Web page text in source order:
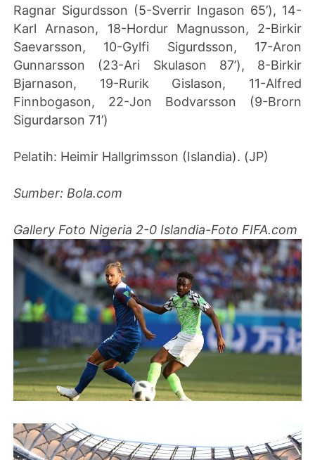
Ragnar Sigurdsson (5-Sverrir Ingason 65’), 14-
Karl Arnason, 18-Hordur Magnusson, 2-Birkir
Saevarsson, 10-Gylfi Sigurdsson, 17-Aron
Gunnarsson (23-Ari Skulason 87’), 8-Birkir
Bjarnason, 19-Rurik Gislason, 11-Alfred
Finnbogason, 22-Jon Bodvarsson (9-Brorn
Sigurdarson 71’)
Pelatih: Heimir Hallgrimsson (Islandia). (JP)
Sumber: Bola.com
Gallery Foto Nigeria 2-0 Islandia-Foto FIFA.com